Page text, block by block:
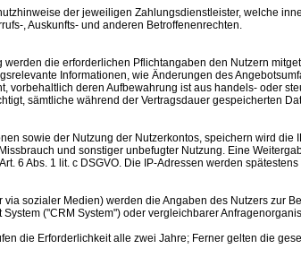
der jeweiligen Zahlungsdienstleister, welche
, Auskunfts- und anderen Betroffenenrechten.
die erforderlichen Pflichtangaben den Nutzern
Informationen, wie Änderungen des
deren Aufbewahrung ist aus handels- oder
sämtliche während der Vertragsdauer gespeicherten
sowie der Nutzung der Nutzerkontos, speichern wird
und sonstiger unbefugter Nutzung. Eine
6 Abs. 1 lit. c DSGVO. Die IP-Adressen werden
sozialer Medien) werden die Angaben des Nutzers zur
("CRM System") oder vergleichbarer
die Erforderlichkeit alle zwei Jahre; Ferner gelten die